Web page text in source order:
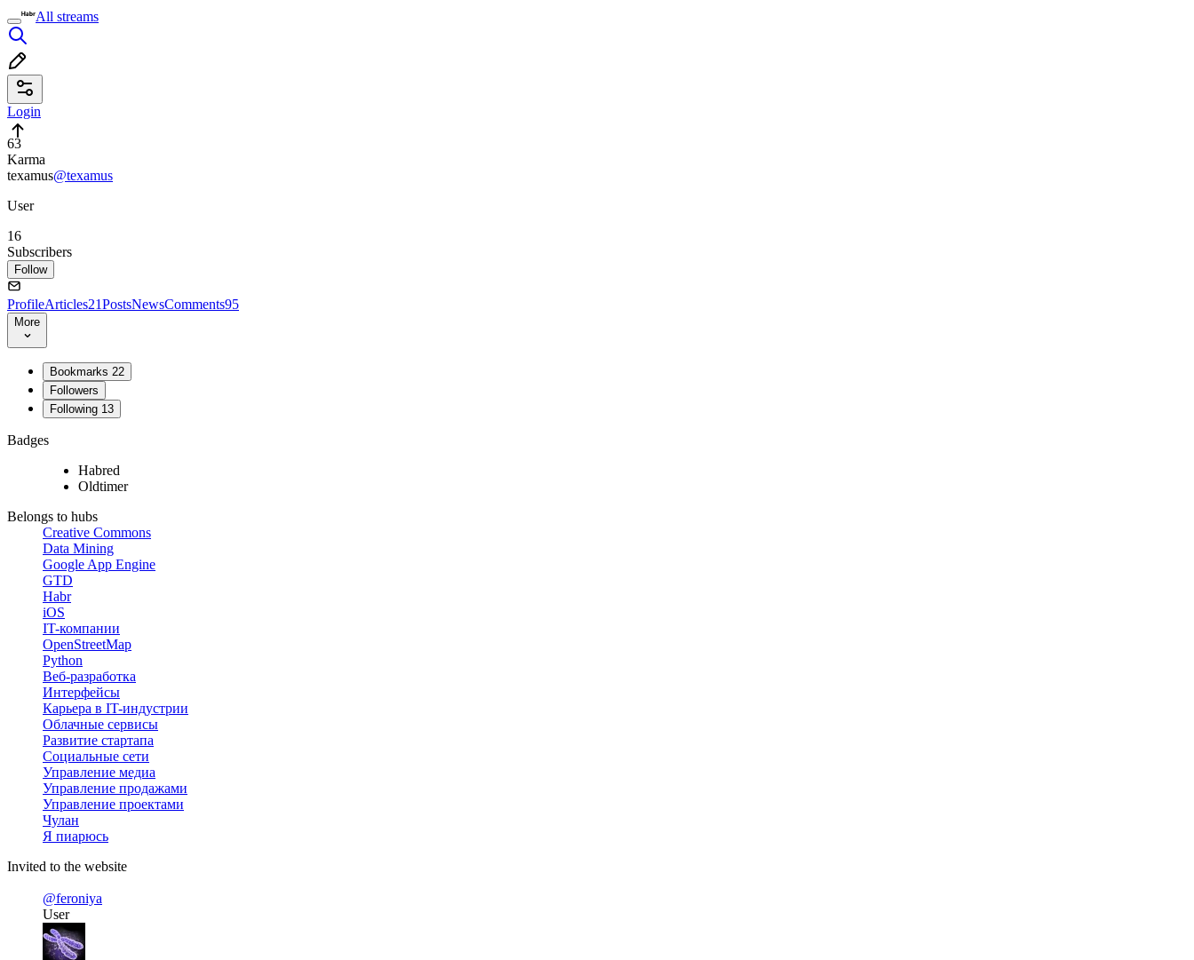
All streams
Login
63
Karma
texamus@texamus
User
16
Subscribers
Follow
ProfileArticles21PostsNewsComments95
More
Bookmarks 22
Followers
Following 13
Badges
Habred
Oldtimer
Belongs to hubs
Creative Commons
Data Mining
Google App Engine
GTD
Habr
iOS
IT-компании
OpenStreetMap
Python
Веб-разработка
Интерфейсы
Карьера в IT-индустрии
Облачные сервисы
Развитие стартапа
Социальные сети
Управление медиа
Управление продажами
Управление проектами
Чулан
Я пиарюсь
Invited to the website
@feroniya
User